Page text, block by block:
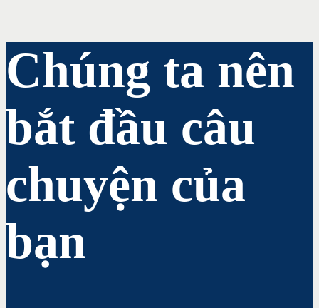
Chúng ta nên
bắt đầu câu
chuyện của
bạn